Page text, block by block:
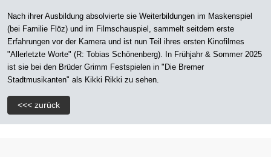
Nach ihrer Ausbildung absolvierte sie Weiterbildungen im Maskenspiel
(bei Familie Flöz) und im Filmschauspiel, sammelt seitdem erste
Erfahrungen vor der Kamera und ist nun Teil ihres ersten Kinofilmes
"Allerletzte Worte" (R: Tobias Schönenberg). In Frühjahr & Sommer 2025
ist sie bei den Brüder Grimm Festspielen in "Die Bremer
Stadtmusikanten" als Kikki Rikki zu sehen.
<<< zurück